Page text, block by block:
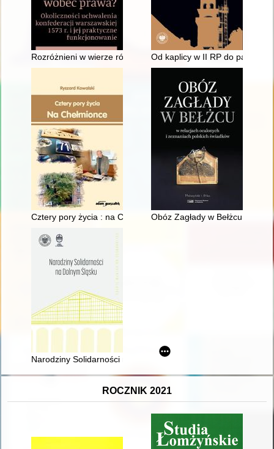
Rozróżnieni w wierze równi wobec prawa? : okoliczności
Od kaplicy w II RP do parafii w
Cztery pory życia : na ChełmionceObóz Zagłady w Bełżcu : w
Narodziny Solidarności na Dolnym Śląsku
ROCZNIK 2021